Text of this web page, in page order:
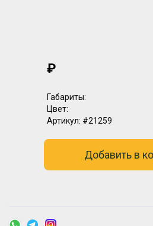
₽
Габариты:
Цвет:
Артикул: #21259
Добавить в